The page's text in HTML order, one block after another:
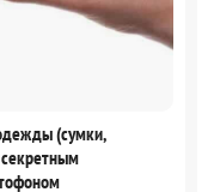
(сумки,